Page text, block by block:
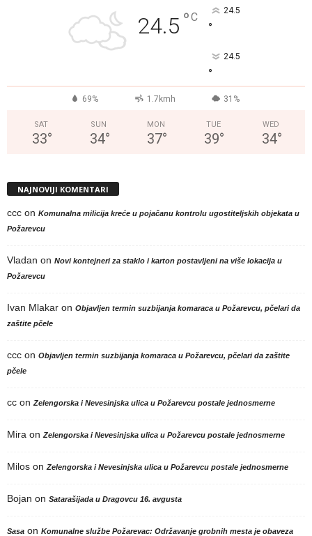
24.5 °C 24.5
°
24.5
°
69% 1.7kmh 31%
SAT
33°
SUN
34°
MON
37°
TUE
39°
WED
34°
NAJNOVIJI KOMENTARI
ccc on Komunalna milicija kreće u pojačanu kontrolu ugostiteljskih objekata u
Požarevcu
Vladan on Novi kontejneri za staklo i karton postavljeni na više lokacija u
Požarevcu
Ivan Mlakar on Objavljen termin suzbijanja komaraca u Požarevcu, pčelari da
zaštite pčele
ccc on Objavljen termin suzbijanja komaraca u Požarevcu, pčelari da zaštite
pčele
cc on Zelengorska i Nevesinjska ulica u Požarevcu postale jednosmerne
Mira on Zelengorska i Nevesinjska ulica u Požarevcu postale jednosmerne
Milos on Zelengorska i Nevesinjska ulica u Požarevcu postale jednosmerne
Bojan on Satarašijada u Dragovcu 16. avgusta
Sasa on Komunalne službe Požarevac: Održavanje grobnih mesta je obaveza